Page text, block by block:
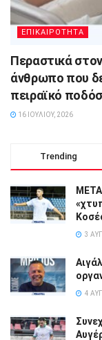
ΕΠΙΚΑΙΡΟΤΗΤΑ
Περαστικά
άνθρωπο που
πειραϊκό
16 ΙΟΥΛΊΟΥ, 2026
Trending
3
4